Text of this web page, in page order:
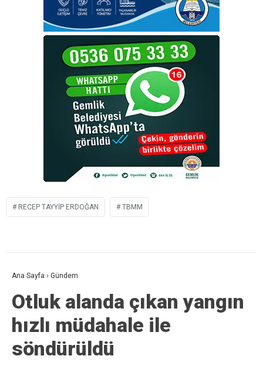
RECEP TAYYIP ERDOĞAN TBMM
Ana Sayfa › Gündem
Otluk alanda çıkan yangın
hızlı müdahale ile
söndürüldü